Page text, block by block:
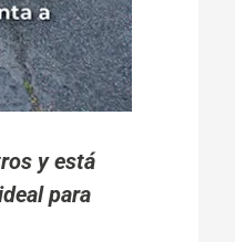
y está
para